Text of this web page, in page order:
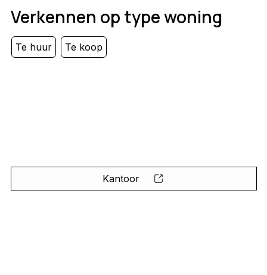
Kantoor
Verkennen op type woning
Te huur Te koop